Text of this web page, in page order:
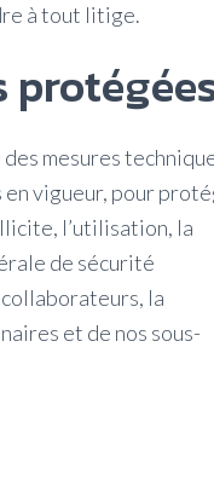
à tout litige.
mesures
vigueur, pour
l’utilisation, la
de sécurité
la
et de nos sous-